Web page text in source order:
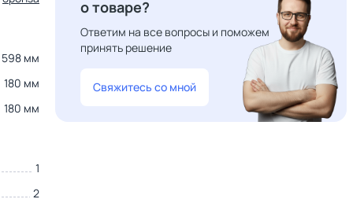
598 мм
180 мм
180 мм
1
2
о товаре?
Ответим на все вопросы и поможем
принять решение
Свяжитесь со мной